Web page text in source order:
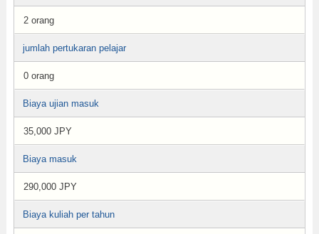
2 orang
jumlah pertukaran pelajar
0 orang
Biaya ujian masuk
35,000 JPY
Biaya masuk
290,000 JPY
Biaya kuliah per tahun